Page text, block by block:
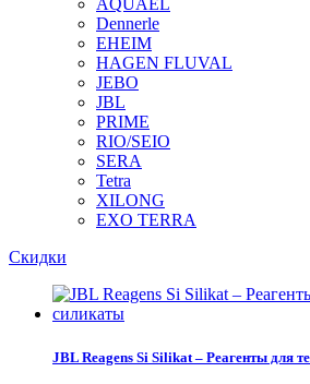
AQUAEL
Dennerle
EHEIM
HAGEN FLUVAL
JEBO
JBL
PRIME
RIO/SEIO
SERA
Tetra
XILONG
EXO TERRA
Скидки
JBL Reagens Si Silikat – Реагенты для